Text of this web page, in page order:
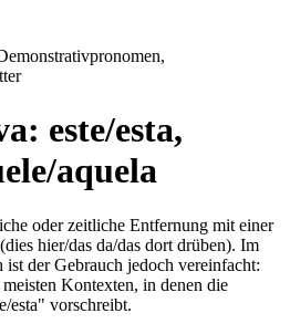
este/esta,
aquela
oder zeitliche Entfernung mit einer
hier/das da/das dort drüben). Im
ist der Gebrauch jedoch vereinfacht:
Kontexten, in denen die
esta" vorschreibt.